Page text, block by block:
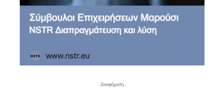
- Διαφήμιση -